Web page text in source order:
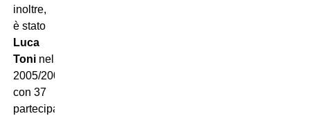
inoltre,
è stato
Luca
Toninel
2005/2006
con 37
partecipazioni: